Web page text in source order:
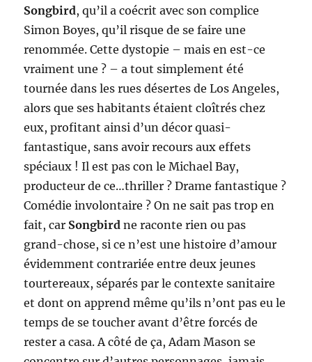
Songbird, qu’il a coécrit avec son complice
Simon Boyes, qu’il risque de se faire une
renommée. Cette dystopie – mais en est-ce
vraiment une ? – a tout simplement été
tournée dans les rues désertes de Los Angeles,
alors que ses habitants étaient cloîtrés chez
eux, profitant ainsi d’un décor quasi-
fantastique, sans avoir recours aux effets
spéciaux ! Il est pas con le Michael Bay,
producteur de ce…thriller ? Drame fantastique ?
Comédie involontaire ? On ne sait pas trop en
fait, car Songbird ne raconte rien ou pas
grand-chose, si ce n’est une histoire d’amour
évidemment contrariée entre deux jeunes
tourtereaux, séparés par le contexte sanitaire
et dont on apprend même qu’ils n’ont pas eu le
temps de se toucher avant d’être forcés de
rester a casa. A côté de ça, Adam Mason se